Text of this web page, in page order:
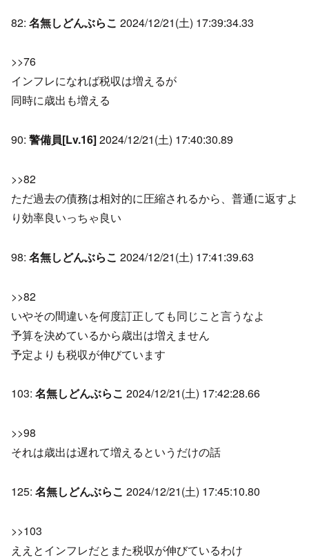
82: 名無しどんぶらこ 2024/12/21(土) 17:39:34.33
>>76
インフレになれば税収は増えるが
同時に歳出も増える
90: 警備員[Lv.16]2024/12/21(土) 17:40:30.89
>>82
ただ過去の債務は相対的に圧縮されるから、普通に返すよ
り効率良いっちゃ良い
98: 名無しどんぶらこ 2024/12/21(土) 17:41:39.63
>>82
いやその間違いを何度訂正しても同じこと言うなよ
予算を決めているから歳出は増えません
予定よりも税収が伸びています
103: 名無しどんぶらこ 2024/12/21(土) 17:42:28.66
>>98
それは歳出は遅れて増えるというだけの話
125: 名無しどんぶらこ 2024/12/21(土) 17:45:10.80
>>103
ええとインフレだとまた税収が伸びているわけ